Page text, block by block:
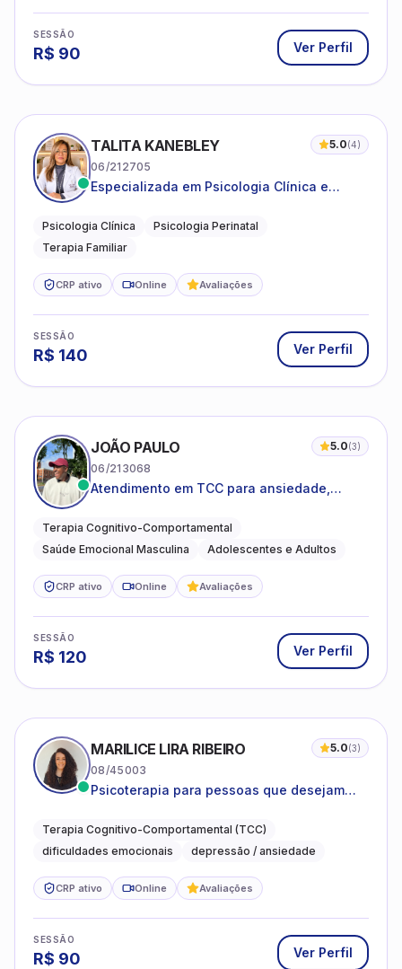
SESSÃO
R$ 90 Ver Perfil
TALITA KANEBLEY 5.0(4)
06/212705
Especializada em Psicologia Clínica e
famílias
Psicologia Clínica
Psicologia Perinatal
Terapia Familiar
CRP ativo Online Avaliações
SESSÃO
R$ 140 Ver Perfil
JOÃO PAULO 5.0(3)
06/213068
Atendimento em TCC para ansiedade,
emocional
Terapia Cognitivo-Comportamental
Saúde Emocional Masculina
Adolescentes e Adultos
CRP ativo Online Avaliações
SESSÃO
R$ 120 Ver Perfil
MARILICE LIRA RIBEIRO 5.0(3)
08/45003
Psicoterapia para pessoas que desejam
dificuldades do dia a dia
Terapia Cognitivo-Comportamental (TCC)
dificuldades emocionais
depressão / ansiedade
CRP ativo Online Avaliações
SESSÃO
R$ 90 Ver Perfil